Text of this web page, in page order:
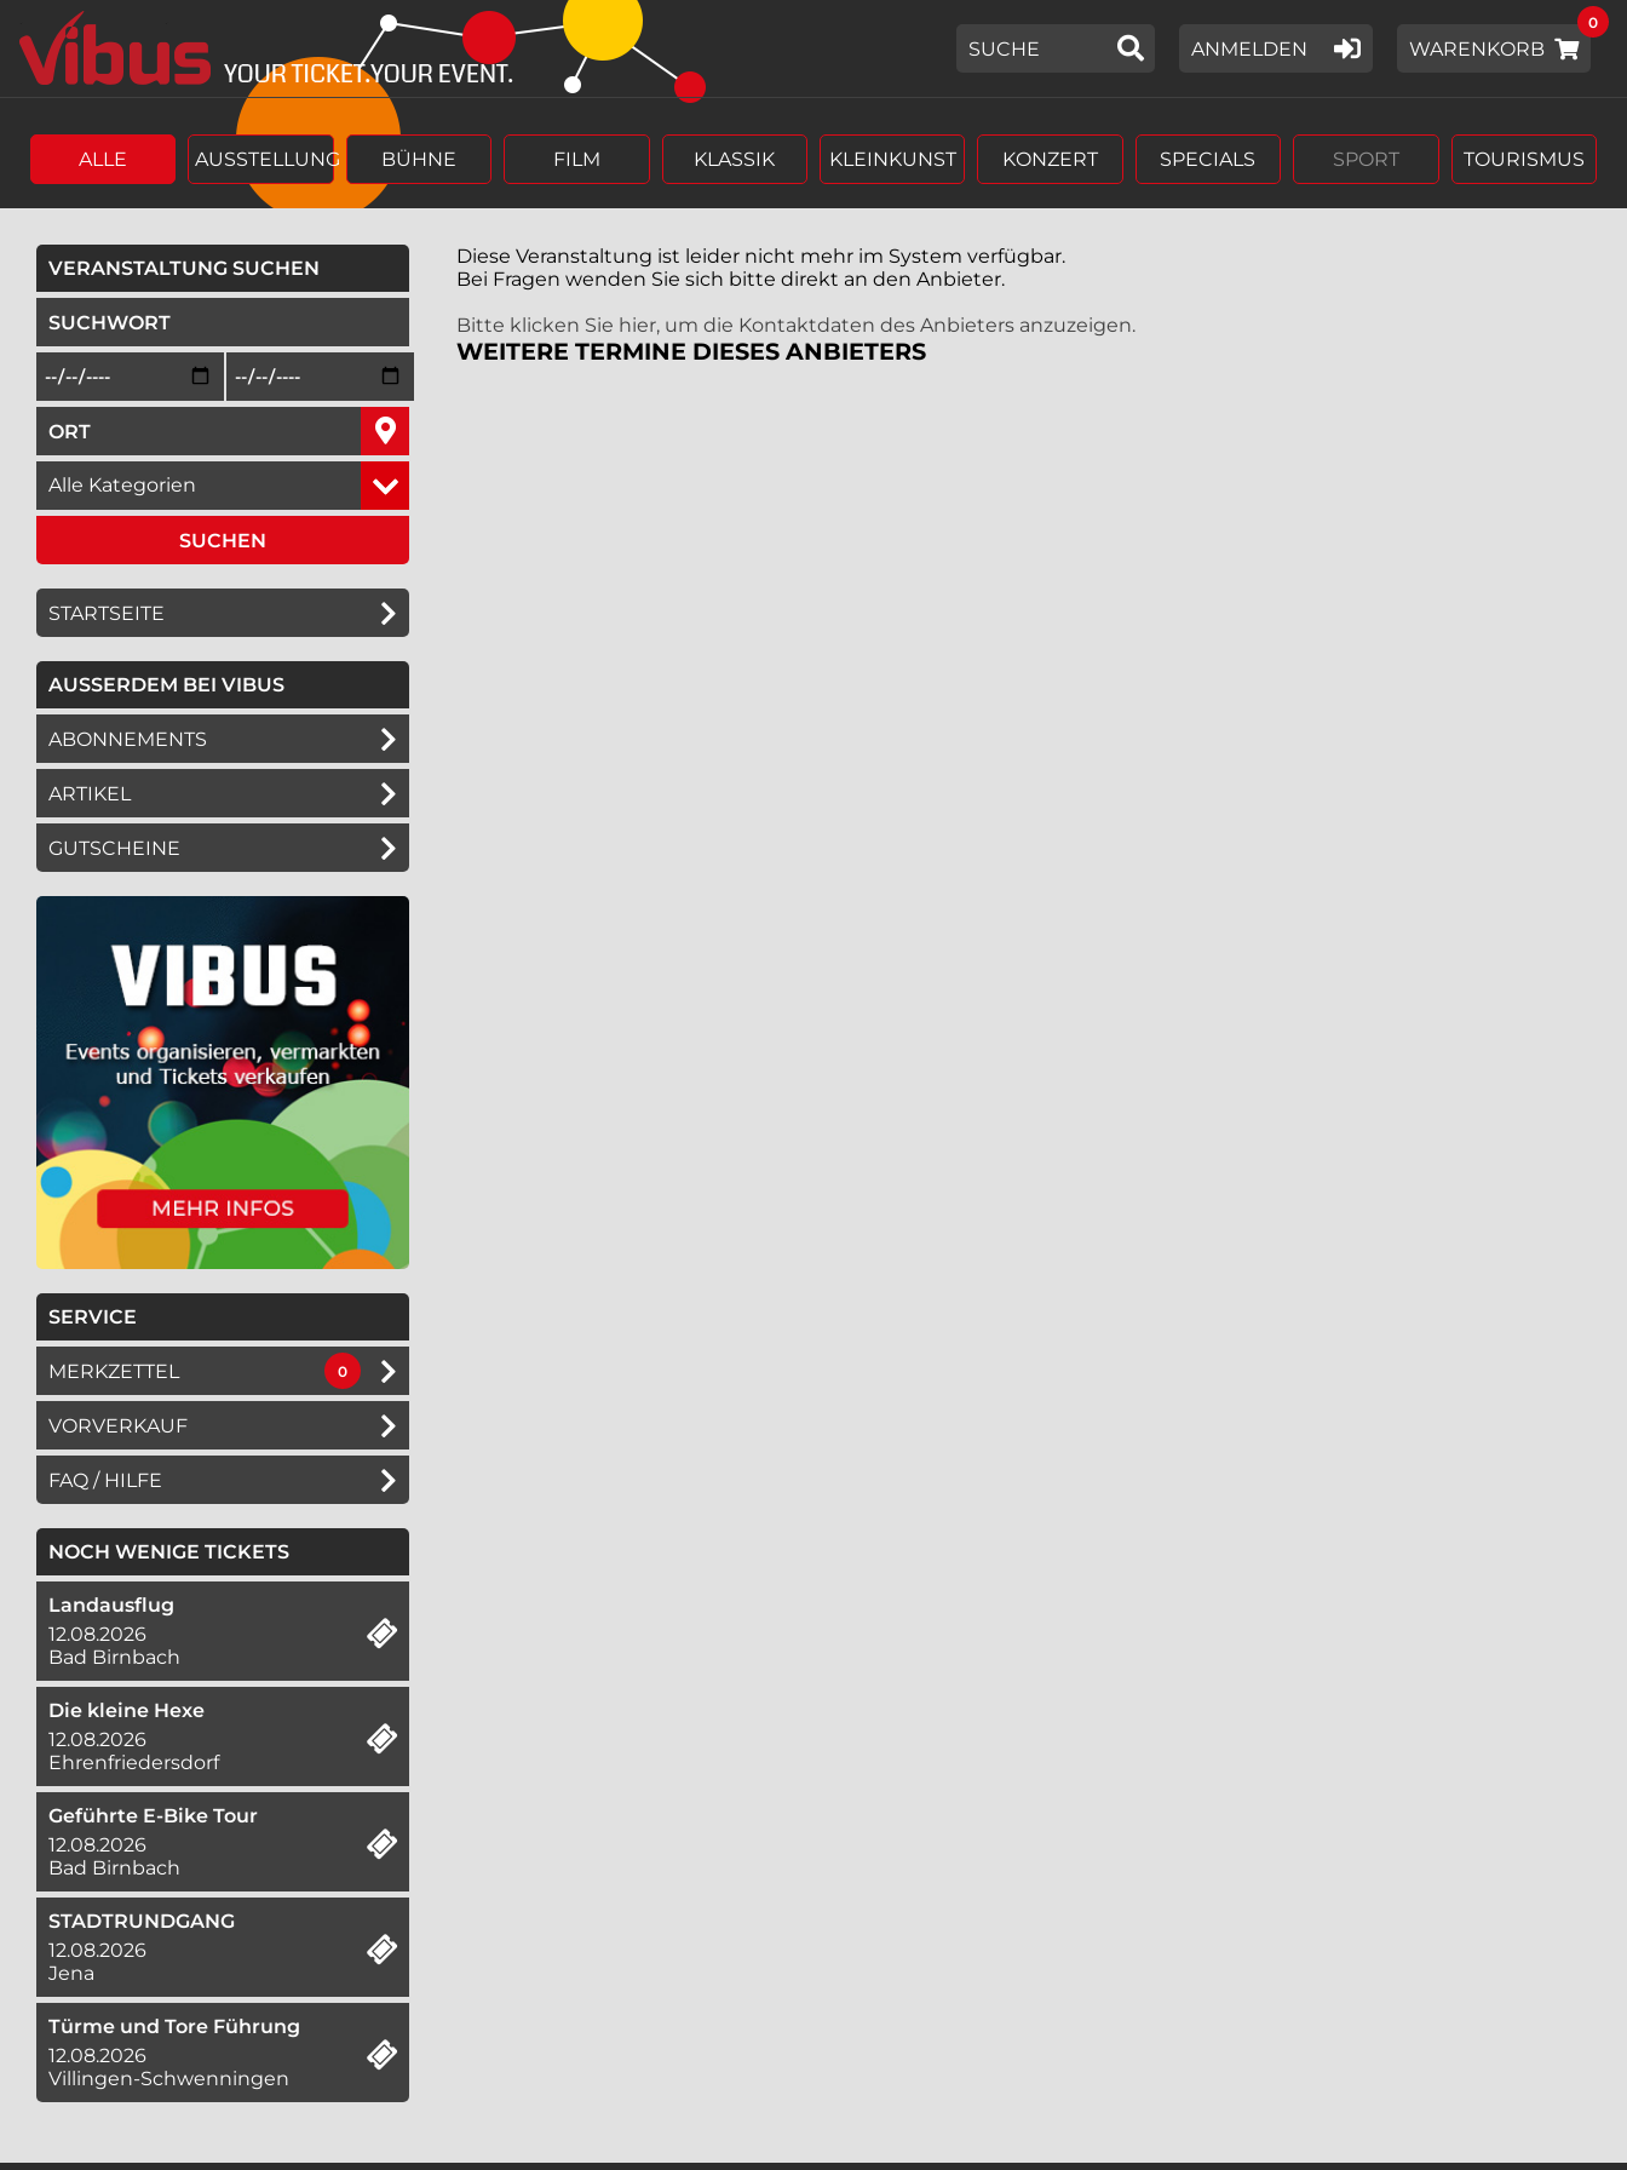
Springe
zum
Hauptinhalt
zum
Menü
GEBEN SIE HIER EIN SUCHWORT EIN,
ANMELDEN WARENKORB
0
ALLE AUSSTELLUNG BÜHNE FILM KLASSIK KLEINKUNST KONZERT SPECIALS SPORT TOURISMUS
VERANSTALTUNG SUCHEN
Beginn des Suchzeitraums in der Form Tag, Monat, Jahr (4 stellig),
Ende des Suchzeitraums in der Form Tag, Monat, Jahr (4 stellig),
geben Sie den Ort ein, in dem Sie suchen wollen,
wählen Sie eine Veranstaltungskategorie aus,
STARTSEITE
AUSSERDEM BEI VIBUS
ABONNEMENTS
ARTIKEL
GUTSCHEINE
SERVICE
MERKZETTEL 0
VORVERKAUF
FAQ / HILFE
NOCH WENIGE TICKETS
Landausflug
12.08.2026
Bad Birnbach
Die kleine Hexe
12.08.2026
Ehrenfriedersdorf
Geführte E-Bike Tour
12.08.2026
Bad Birnbach
STADTRUNDGANG
12.08.2026
Jena
Türme und Tore Führung
12.08.2026
Villingen-Schwenningen
Diese Veranstaltung ist leider nicht mehr im System verfügbar.
Bei Fragen wenden Sie sich bitte direkt an den Anbieter.
Bitte klicken Sie hier, um die Kontaktdaten des Anbieters anzuzeigen.
WEITERE TERMINE DIESES ANBIETERS